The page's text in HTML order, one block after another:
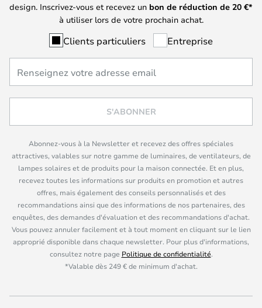
design. Inscrivez-vous et recevez un bon de réduction de 20 €*
à utiliser lors de votre prochain achat.
Clients particuliers Entreprise
S'ABONNER
Abonnez-vous à la Newsletter et recevez des offres spéciales
attractives, valables sur notre gamme de luminaires, de ventilateurs, de
lampes solaires et de produits pour la maison connectée. Et en plus,
recevez toutes les informations sur produits en promotion et autres
offres, mais également des conseils personnalisés et des
recommandations ainsi que des informations de nos partenaires, des
enquêtes, des demandes d'évaluation et des recommandations d'achat.
Vous pouvez annuler facilement et à tout moment en cliquant sur le lien
approprié disponible dans chaque newsletter. Pour plus d'informations,
consultez notre page Politique de confidentialité.
*Valable dès 249 € de minimum d'achat.